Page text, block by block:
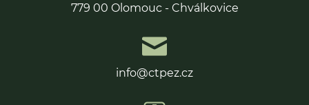
779 00 Olomouc - Chválkovice
info@ctpez.cz